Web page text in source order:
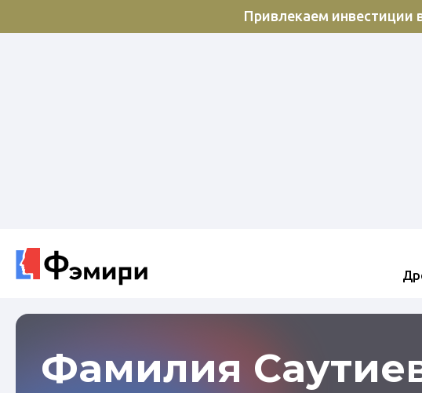
Привлекаем инвестиции
Фамилия